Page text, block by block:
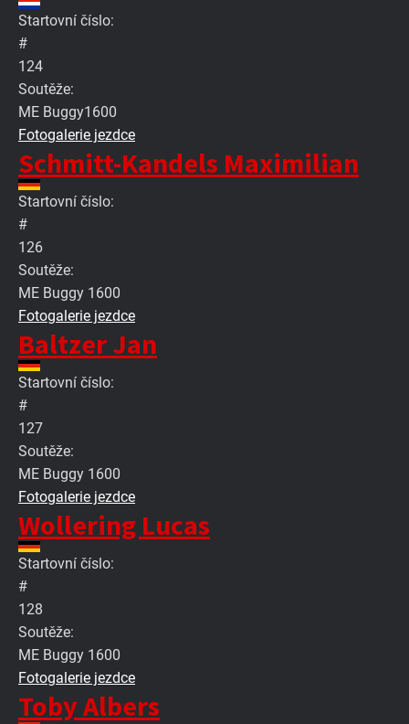
Startovní číslo:
#
124
Soutěže:
ME Buggy1600
Fotogalerie jezdce
Schmitt-Kandels Maximilian
Startovní číslo:
#
126
Soutěže:
ME Buggy 1600
Fotogalerie jezdce
Baltzer Jan
Startovní číslo:
#
127
Soutěže:
ME Buggy 1600
Fotogalerie jezdce
Wollering Lucas
Startovní číslo:
#
128
Soutěže:
ME Buggy 1600
Fotogalerie jezdce
Toby Albers